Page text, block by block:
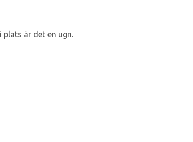
är det en ugn.